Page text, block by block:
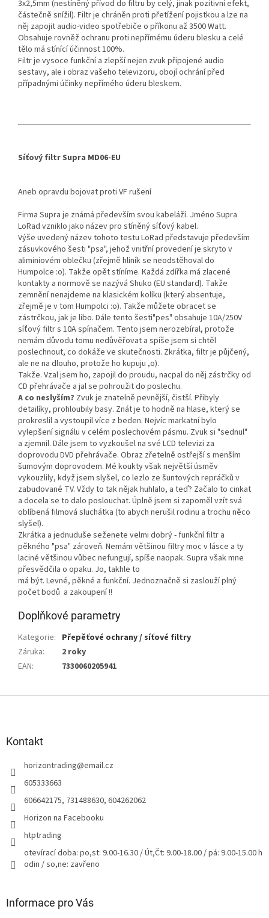
3x2,5mm (nestíněný přívod do filtru by celý, jinak pozitivní efekt,
částečně snížil). Filtr je chráněn proti přetížení pojistkou a lze na
něj zapojit audio-video spotřebiče o příkonu až 3500 Watt.
Obsahuje rovněž ochranu proti nepřímému úderu blesku a celé
tělo má stínící účinnost 100%.
Filtr je vysoce funkční a zlepší nejen zvuk připojené audio
sestavy, ale i obraz vašeho televizoru, obojí ochrání před
případnými účinky nepřímého úderu bleskem.
Síťový filtr Supra MD06-EU
Aneb opravdu bojovat proti VF rušení
Firma Supra je známá především svou kabeláží. Jméno Supra
LoRad vzniklo jako název pro stíněný síťový kabel.
Výše uvedený název tohoto testu LoRad představuje především
zásuvkového šesti "psa", jehož vnitřní provedení je skryto v
aliminiovém oblečku (zřejmě hliník se neodstěhoval do
Humpolce :o). Takže opět stíníme. Každá zdířka má zlacené
kontakty a normově se nazývá Shuko (EU standard). Takže
zemnění nenajdeme na klasickém kolíku (který absentuje,
zřejmě je v tom Humpolci :o). Takže můžete obracet se
zástrčkou, jak je libo. Dále tento šesti"pes" obsahuje 10A/250V
síťový filtr s 10A spínačem. Tento jsem nerozebíral, protože
nemám důvodu tomu nedůvěřovat a spíše jsem si chtěl
poslechnout, co dokáže ve skutečnosti. Zkrátka, filtr je půjčený,
ale ne na dlouho, protože ho kupuju ,o).
Takže. Vzal jsem ho, zapojil do proudu, nacpal do něj zástrčky od
CD přehrávače a jal se pohroužit do poslechu.
A co neslyším? Zvuk je znatelně pevnější, čistší. Přibyly
detailíky, prohloubily basy. Znát je to hodně na hlase, který se
prokreslil a vystoupil více z beden. Nejvíc markatní bylo
vylepšení signálu v celém poslechovém pásmu. Zvuk si "sednul"
a zjemnil. Dále jsem to vyzkoušel na své LCD televizi za
doprovodu DVD přehrávače. Obraz zřetelně ostřejší s menším
šumovým doprovodem. Mé koukty však největší úsměv
vykouzlily, když jsem slyšel, co lezlo ze šuntových repráčků v
zabudované TV. Vždy to tak nějak huhlalo, a teď? Začalo to cinkat
a docela se to dalo poslouchat. Úplně jsem si zapoměl vzít svá
oblíbená filmová sluchátka (to abych nerušil rodinu a trochu něco
slyšel).
Zkrátka a jednuduše seženete velmi dobrý - funkční filtr a
pěkného "psa" zároveň. Nemám většinou filtry moc v lásce a ty
laciné většinou vůbec nefungují, spíše naopak. Supra však mne
přesvědčila o opaku. Jo, takhle to
má být. Levné, pěkné a funkční. Jednoznačně si zaslouží plný
počet bodů a zakoupení !!
Doplňkové parametry
Kategorie: Přepěťové ochrany / síťové filtry
Záruka:
2 roky
EAN: 7330060205941
Kontakt
horizontrading@email.cz
605333663
606642175, 731488630, 604262062
Horizon na Facebooku
htptrading
otevírací doba: po,st: 9.00-16.30 / Út,Čt: 9.00-18.00 / pá: 9.00-15.00 h
odin / so,ne: zavřeno
Informace pro Vás